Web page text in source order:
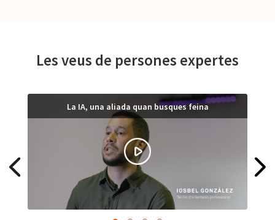
Les veus de persones expertes
La IA, una aliada quan busques feina